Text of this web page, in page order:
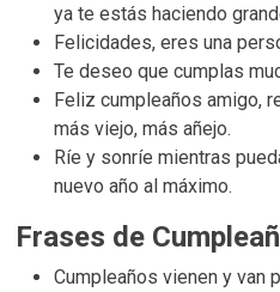
ya te estás haciendo
Felicidades, eres una
Te deseo que cumplas
Feliz cumpleaños amigo,
más viejo, más añejo.
Ríe y sonríe mientras
nuevo año al máximo.
Frases de
Cumpleaños vienen y van